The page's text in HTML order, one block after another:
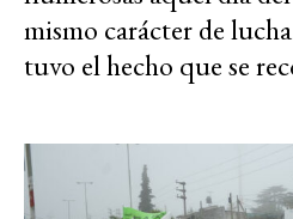
mismo carácter de
tuvo el hecho que se